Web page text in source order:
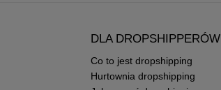
DLA DROPSHIPPERÓW
Co to jest dropshipping
Hurtownia dropshipping